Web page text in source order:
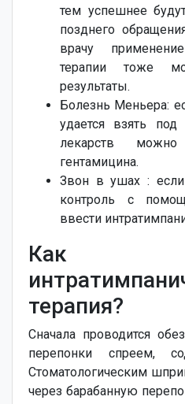
тем успешнее
позднего
врачу
терапии тоже
результаты.
Болезнь Меньера:
удается взять
лекарств
гентамицина.
Звон в ушах : если
контроль с
ввести
Как
терапия?
Сначала проводится
перепонки спреем,
Стоматологическим
через барабанную